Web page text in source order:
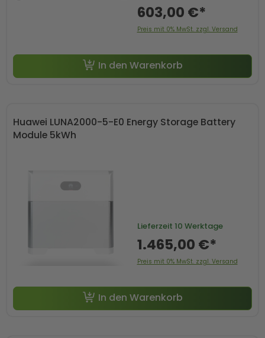
603,00 €*
Preis mit 0% MwSt. zzgl. Versand
In den Warenkorb
Huawei LUNA2000-5-E0 Energy Storage Battery
Module 5kWh
Lieferzeit 10 Werktage
1.465,00 €*
Preis mit 0% MwSt. zzgl. Versand
In den Warenkorb